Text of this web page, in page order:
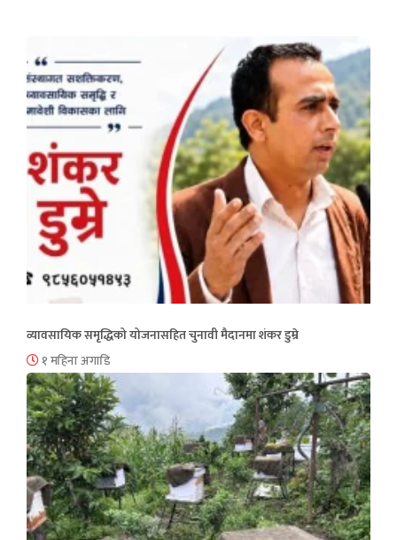
व्यावसायिक समृद्धिको योजनासहित चुनावी मैदानमा शंकर डुम्रे
१ महिना अगाडि